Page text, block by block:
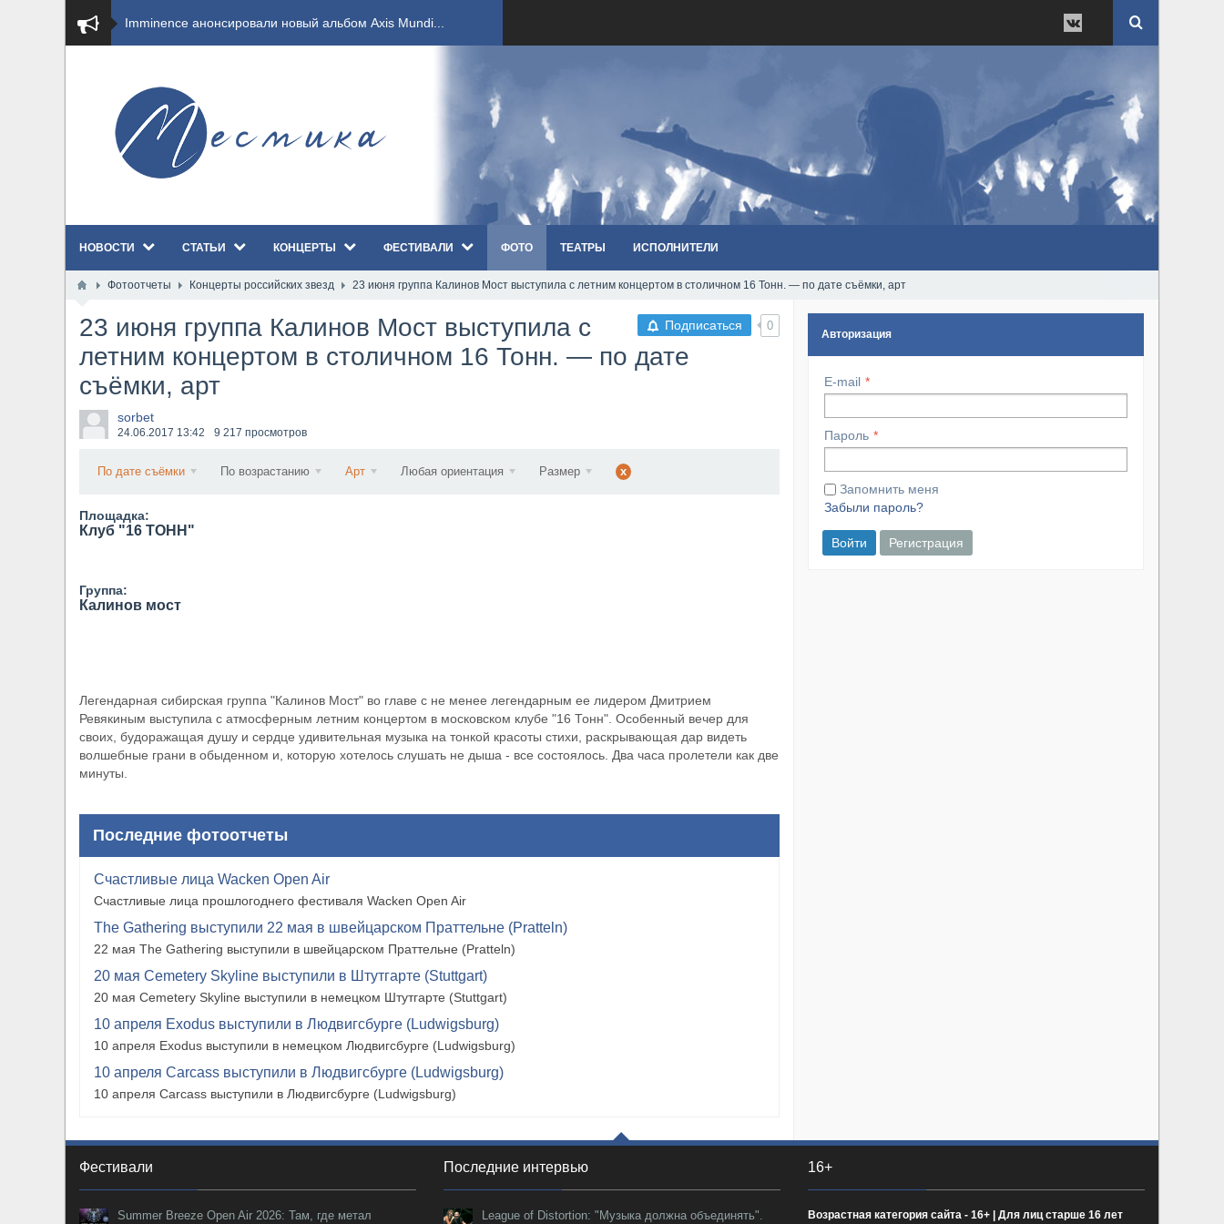
​Imminence анонсировали новый альбом Axis Mundi...
GHOST возвращаются на большие экраны с новым ко...
​Summer Breeze Open Air 2026 полностью переходи...
ANTHRAX представили новый сингл и видеоклип «Th...
XANDRIA представили новый сингл под названием «...
Wacken Open Air 2026 объявили последние одиннад...
​Wacken Open Air 2027 объявил новую волну участ...
НОВОСТИ СТАТЬИ КОНЦЕРТЫ ФЕСТИВАЛИ ФОТО ТЕАТРЫ ИСПОЛНИТЕЛИ
Фотоотчеты Концерты российских звезд 23 июня группа Калинов Мост выступила с летним концертом в столичном 16 Тонн. — по дате съёмки, арт
Подписаться 0
23 июня группа Калинов Мост выступила с
летним концертом в столичном 16 Тонн. — по дате
съёмки, арт
sorbet
24.06.2017 13:42 9 217 просмотров
По дате съёмки По возрастанию Арт Любая ориентация Размер x
Площадка:
Клуб "16 ТОНН"
Группа:
Калинов мост
Легендарная сибирская группа "Калинов Мост" во главе с не менее легендарным ее лидером Дмитрием
Ревякиным выступила с атмосферным летним концертом в московском клубе "16 Тонн". Особенный вечер для
своих, будоражащая душу и сердце удивительная музыка на тонкой красоты стихи, раскрывающая дар видеть
волшебные грани в обыденном и, которую хотелось слушать не дыша - все состоялось. Два часа пролетели как две
минуты.
Последние фотоотчеты
Счастливые лица Wacken Open Air
Счастливые лица прошлогоднего фестиваля Wacken Open Air
The Gathering выступили 22 мая в швейцарском Праттельне (Pratteln)
22 мая The Gathering выступили в швейцарском Праттельне (Pratteln)
20 мая Cemetery Skyline выступили в Штутгарте (Stuttgart)
20 мая Cemetery Skyline выступили в немецком Штутгарте (Stuttgart)
10 апреля Exodus выступили в Людвигсбурге (Ludwigsburg)
10 апреля Exodus выступили в немецком Людвигсбурге (Ludwigsburg)
10 апреля Carcass выступили в Людвигсбурге (Ludwigsburg)
10 апреля Carcass выступили в Людвигсбурге (Ludwigsburg)
Авторизация
E-mail
Пароль
Запомнить меня
Забыли пароль?
Войти Регистрация
Фестивали
Summer Breeze Open Air 2026: Там, где метал
Последние интервью
League of Distortion: "Музыка должна объединять".
16+
Возрастная категория сайта - 16+ | Для лиц старше 16 лет